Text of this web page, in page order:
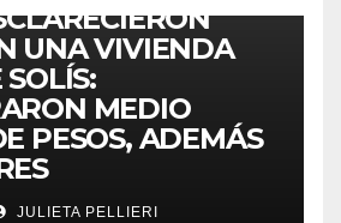
UNA VIVIENDA
MEDIO
PESOS, ADEMÁS
JULIETA PELLIERI